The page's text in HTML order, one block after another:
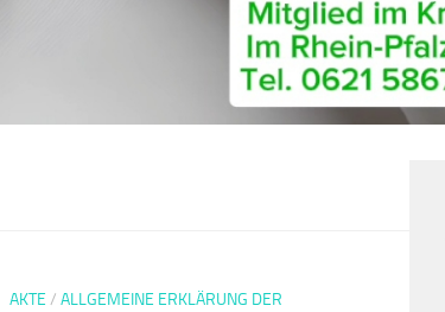
AKTE / ALLGEMEINE ERKLÄRUNG DER